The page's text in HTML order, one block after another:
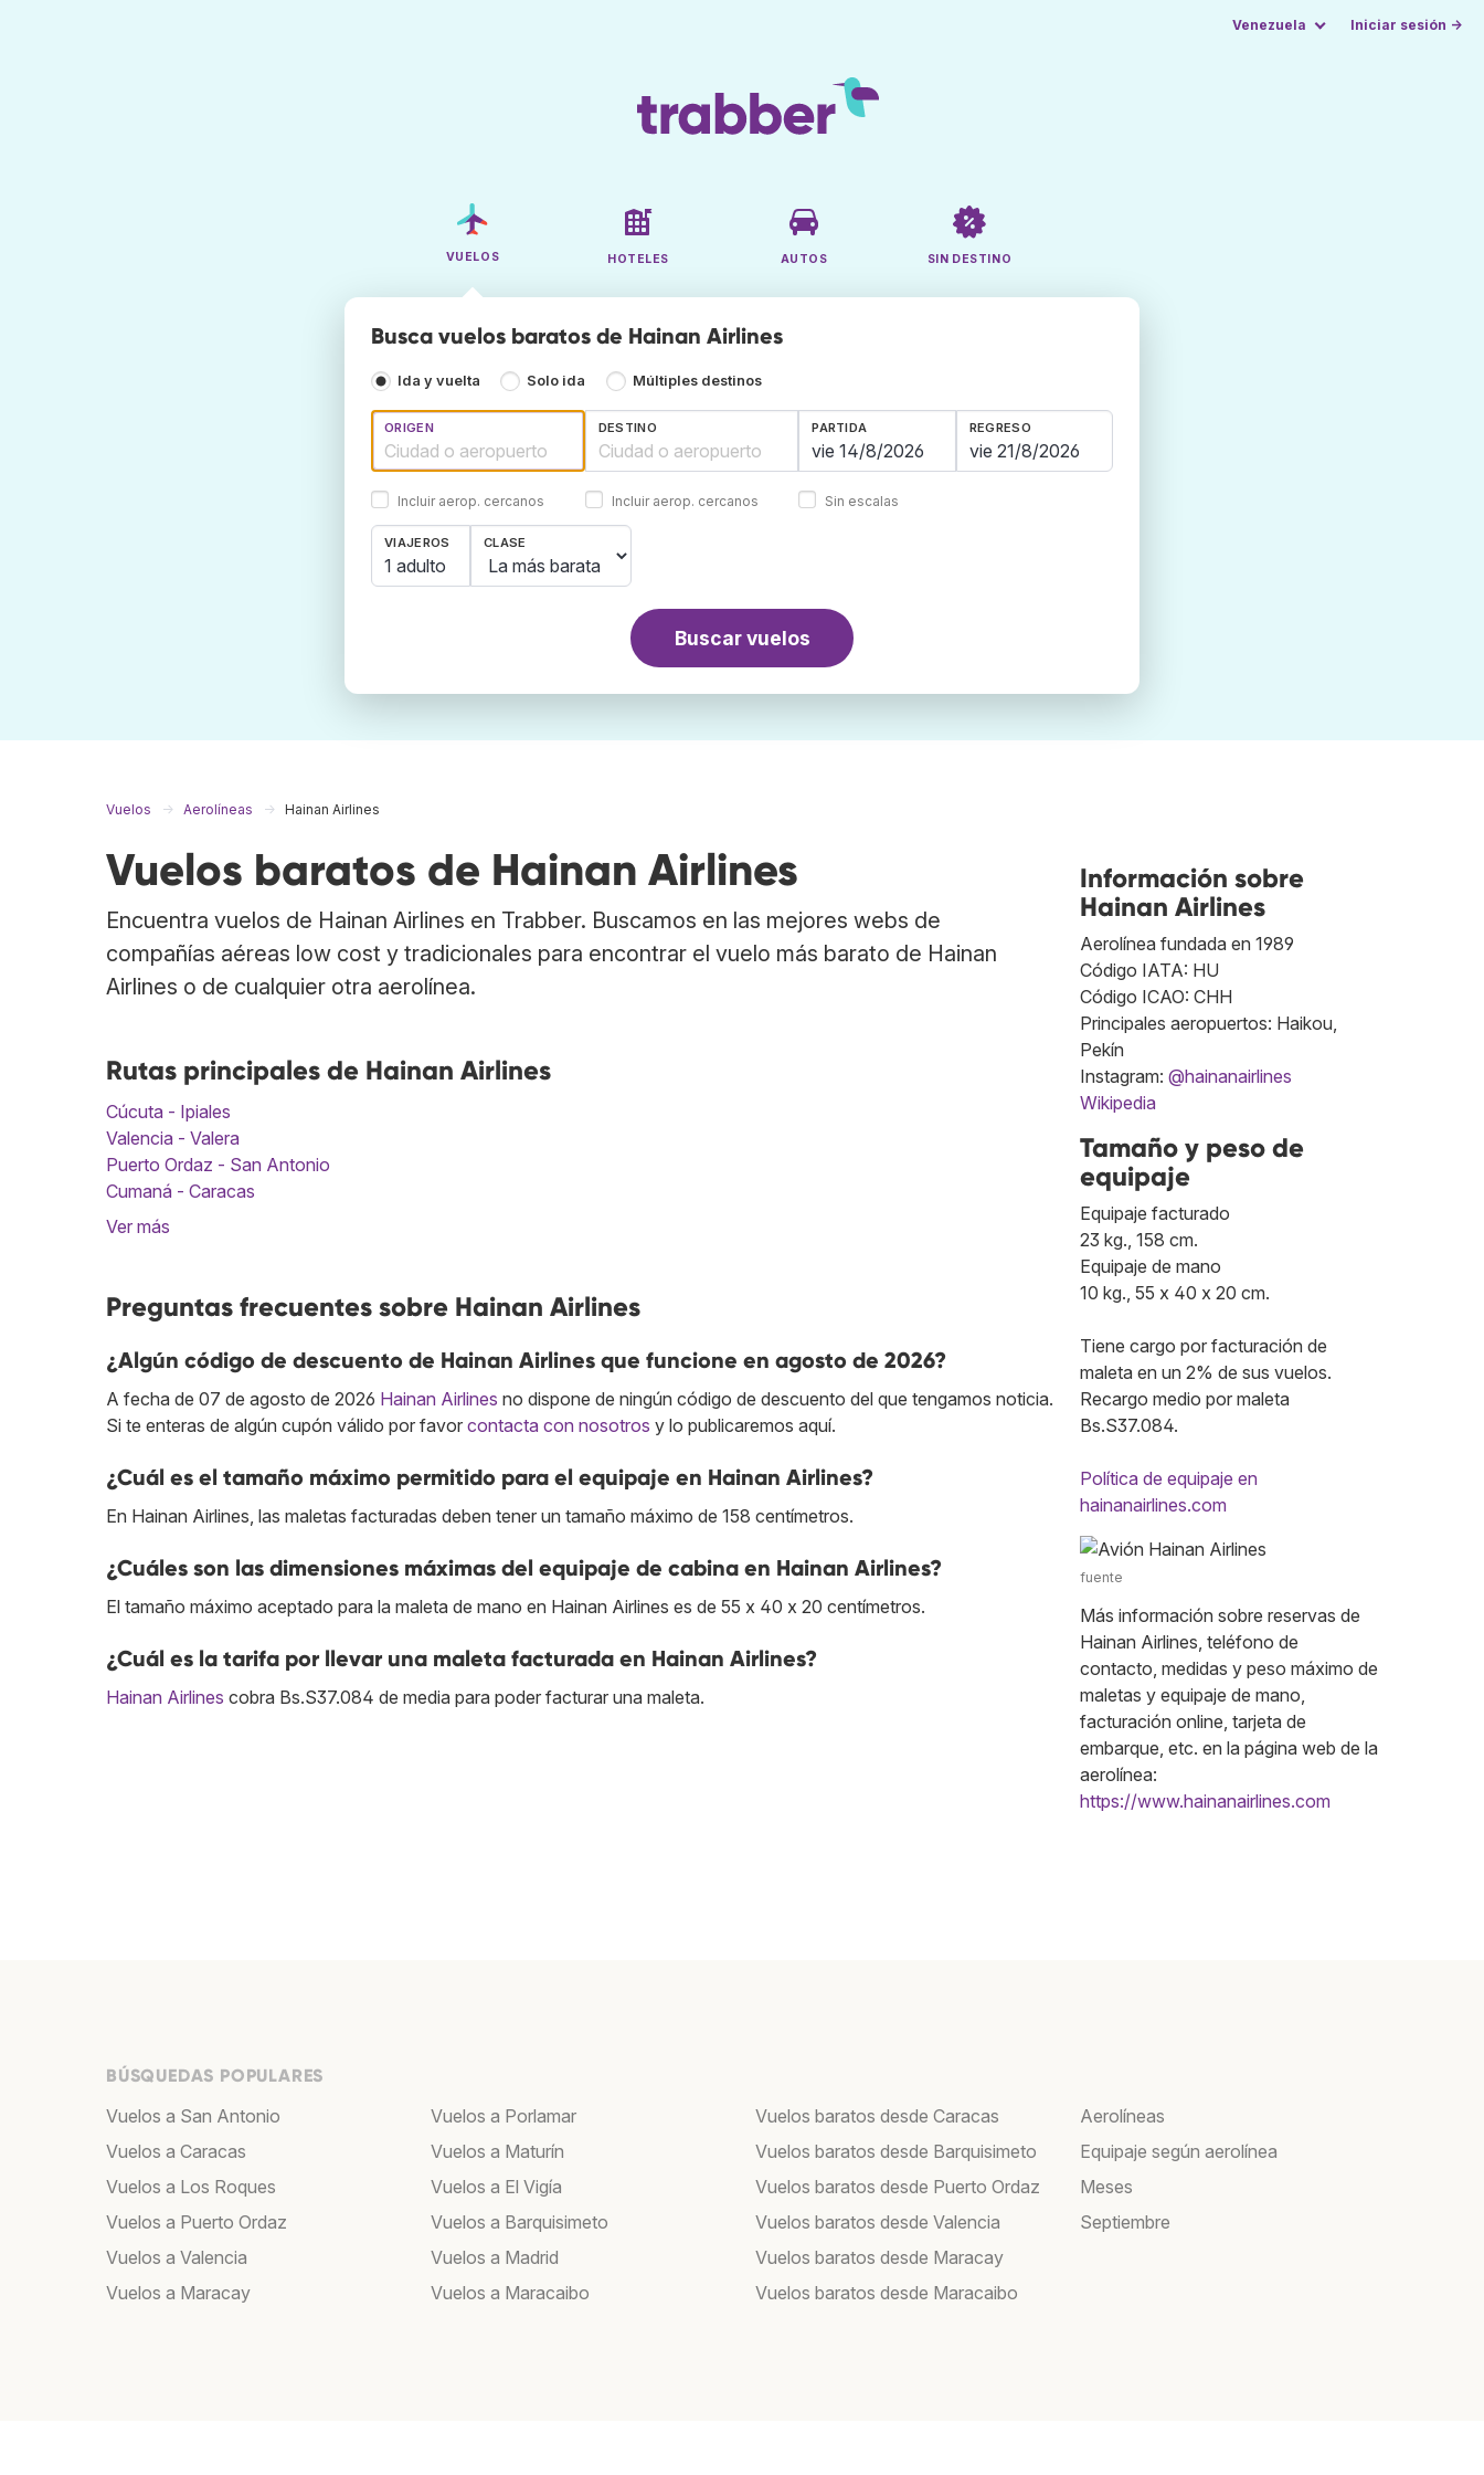
Venezuela Iniciar sesión →
VUELOS HOTELES AUTOS SIN DESTINO
Busca vuelos baratos de Hainan Airlines
Ida y vuelta Solo ida Múltiples destinos
ORIGEN
Incluir aerop. cercanos
DESTINO
Incluir aerop. cercanos
PARTIDA REGRESO
Sin escalas
VIAJEROS
1 adulto
CLASE
Buscar vuelos
Vuelos Aerolíneas Hainan Airlines
Vuelos baratos de Hainan Airlines
Encuentra vuelos de Hainan Airlines en Trabber. Buscamos en las mejores webs de
compañías aéreas low cost y tradicionales para encontrar el vuelo más barato de Hainan
Airlines o de cualquier otra aerolínea.
Rutas principales de Hainan Airlines
Cúcuta - Ipiales
Valencia - Valera
Puerto Ordaz - San Antonio
Cumaná - Caracas
Ver más
Preguntas frecuentes sobre Hainan Airlines
¿Algún código de descuento de Hainan Airlines que funcione en agosto de 2026?
A fecha de 07 de agosto de 2026 Hainan Airlines no dispone de ningún código de descuento del que tengamos noticia.
Si te enteras de algún cupón válido por favor contacta con nosotros y lo publicaremos aquí.
¿Cuál es el tamaño máximo permitido para el equipaje en Hainan Airlines?
En Hainan Airlines, las maletas facturadas deben tener un tamaño máximo de 158 centímetros.
¿Cuáles son las dimensiones máximas del equipaje de cabina en Hainan Airlines?
El tamaño máximo aceptado para la maleta de mano en Hainan Airlines es de 55 x 40 x 20 centímetros.
¿Cuál es la tarifa por llevar una maleta facturada en Hainan Airlines?
Hainan Airlines cobra Bs.S37.084 de media para poder facturar una maleta.
Información sobre
Hainan Airlines
Aerolínea fundada en 1989
Código IATA: HU
Código ICAO: CHH
Principales aeropuertos: Haikou,
Pekín
Instagram: @hainanairlines
Wikipedia
Tamaño y peso de
equipaje
Equipaje facturado
23 kg., 158 cm.
Equipaje de mano
10 kg., 55 x 40 x 20 cm.
Tiene cargo por facturación de
maleta en un 2% de sus vuelos.
Recargo medio por maleta
Bs.S37.084.
Política de equipaje en
hainanairlines.com
fuente
Más información sobre reservas de
Hainan Airlines, teléfono de
contacto, medidas y peso máximo de
maletas y equipaje de mano,
facturación online, tarjeta de
embarque, etc. en la página web de la
aerolínea:
https://www.hainanairlines.com
BÚSQUEDAS POPULARES
Vuelos a San Antonio
Vuelos a Caracas
Vuelos a Los Roques
Vuelos a Puerto Ordaz
Vuelos a Valencia
Vuelos a Maracay
Vuelos a Porlamar
Vuelos a Maturín
Vuelos a El Vigía
Vuelos a Barquisimeto
Vuelos a Madrid
Vuelos a Maracaibo
Vuelos baratos desde Caracas
Vuelos baratos desde Barquisimeto
Vuelos baratos desde Puerto Ordaz
Vuelos baratos desde Valencia
Vuelos baratos desde Maracay
Vuelos baratos desde Maracaibo
Aerolíneas
Equipaje según aerolínea
Meses
Septiembre